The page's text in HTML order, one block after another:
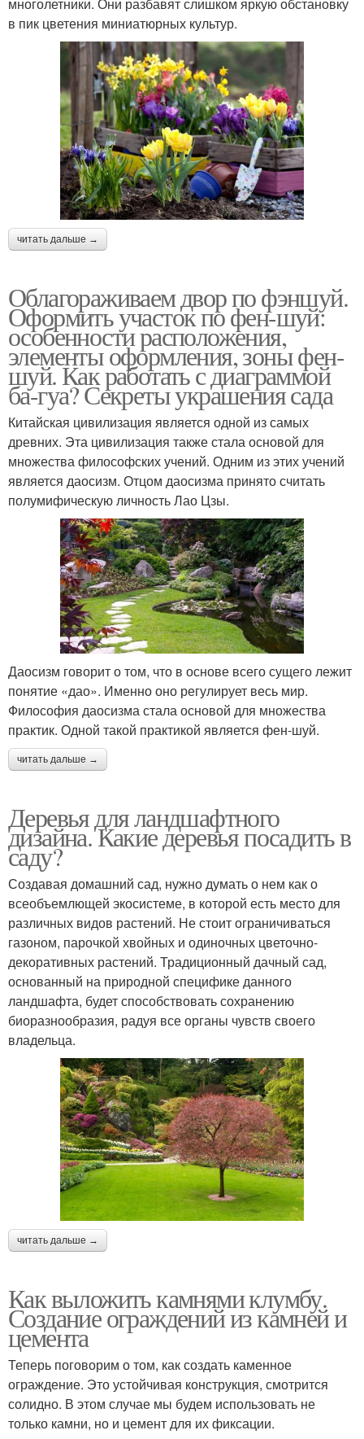
в пик цветения миниатюрных культур.
читать дальше →
Облагораживаем двор по фэншуй.
Оформить участок по фен-шуй:
особенности расположения,
элементы оформления, зоны фен-
шуй. Как работать с диаграммой
ба-гуа? Секреты украшения сада
Китайская цивилизация является одной из самых
древних. Эта цивилизация также стала основой для
множества философских учений. Одним из этих учений
является даосизм. Отцом даосизма принято считать
полумифическую личность Лао Цзы.
Даосизм говорит о том, что в основе всего сущего лежит
понятие «дао». Именно оно регулирует весь мир.
Философия даосизма стала основой для множества
практик. Одной такой практикой является фен-шуй.
читать дальше →
Деревья для ландшафтного
дизайна. Какие деревья посадить в
саду?
Создавая домашний сад, нужно думать о нем как о
всеобъемлющей экосистеме, в которой есть место для
различных видов растений. Не стоит ограничиваться
газоном, парочкой хвойных и одиночных цветочно-
декоративных растений. Традиционный дачный сад,
основанный на природной специфике данного
ландшафта, будет способствовать сохранению
биоразнообразия, радуя все органы чувств своего
владельца.
читать дальше →
Как выложить камнями клумбу.
Создание ограждений из камней и
цемента
Теперь поговорим о том, как создать каменное
ограждение. Это устойчивая конструкция, смотрится
солидно. В этом случае мы будем использовать не
только камни, но и цемент для их фиксации.